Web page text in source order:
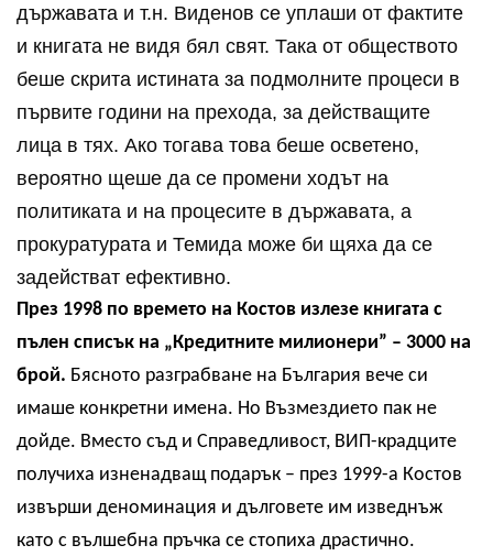
държавата и т.н. Виденов се уплаши от фактите
и книгата не видя бял свят. Така от обществото
беше скрита истината за подмолните процеси в
първите години на прехода, за действащите
лица в тях. Ако тогава това беше осветено,
вероятно щеше да се промени ходът на
политиката и на процесите в държавата, а
прокуратурата и Темида може би щяха да се
задействат ефективно.
През 1998 по времето на Костов излезе книгата с
пълен списък на „Кредитните милионери” – 3000 на
брой. Бясното разграбване на България вече си
имаше конкретни имена. Но Възмездието пак не
дойде. Вместо съд и Справедливост, ВИП-крадците
получиха изненадващ подарък – през 1999-а Костов
извърши деноминация и дълговете им изведнъж
като с вълшебна пръчка се стопиха драстично.